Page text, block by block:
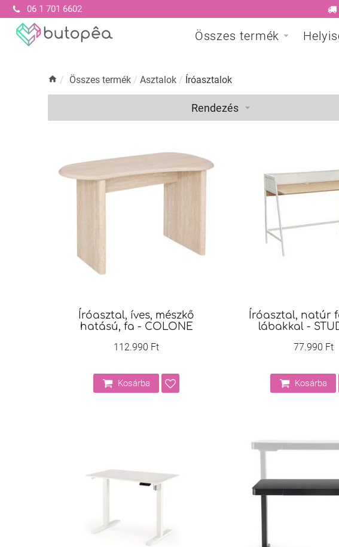
06 1 701 6602
Összes termék
/ Összes termék / Asztalok / Íróasztalok
Rendezés
Íróasztal, íves, mészkő
hatású, fa - COLONE
112.990 Ft
Kosárba
Íróasztal, natúr
lábakkal -
77.990 Ft
Kosárba